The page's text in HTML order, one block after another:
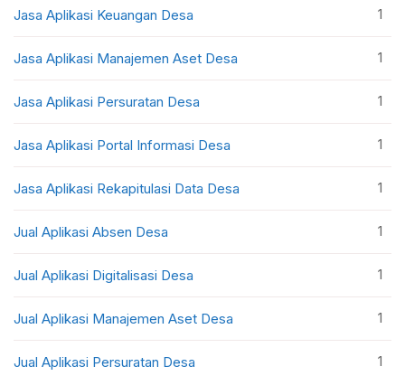
Jasa Aplikasi Keuangan Desa 1
Jasa Aplikasi Manajemen Aset Desa 1
Jasa Aplikasi Persuratan Desa 1
Jasa Aplikasi Portal Informasi Desa 1
Jasa Aplikasi Rekapitulasi Data Desa 1
Jual Aplikasi Absen Desa 1
Jual Aplikasi Digitalisasi Desa 1
Jual Aplikasi Manajemen Aset Desa 1
Jual Aplikasi Persuratan Desa 1